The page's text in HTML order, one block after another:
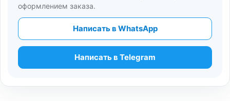
оформлением заказа.
Написать в WhatsApp
Написать в Telegram